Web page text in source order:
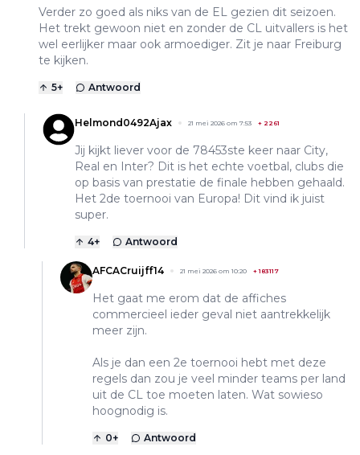
Verder zo goed als niks van de EL gezien dit seizoen.
Het trekt gewoon niet en zonder de CL uitvallers is het
wel eerlijker maar ook armoediger. Zit je naar Freiburg
te kijken.
5+ Antwoord
Helmond0492Ajax 21 mei 2026 om 7:53 + 2261
Jij kijkt liever voor de 78453ste keer naar City,
Real en Inter? Dit is het echte voetbal, clubs die
op basis van prestatie de finale hebben gehaald.
Het 2de toernooi van Europa! Dit vind ik juist
super.
4+ Antwoord
AFCACruijff14 21 mei 2026 om 10:20 +183117
Het gaat me erom dat de affiches
commercieel ieder geval niet aantrekkelijk
meer zijn.
Als je dan een 2e toernooi hebt met deze
regels dan zou je veel minder teams per land
uit de CL toe moeten laten. Wat sowieso
hoognodig is.
0+ Antwoord